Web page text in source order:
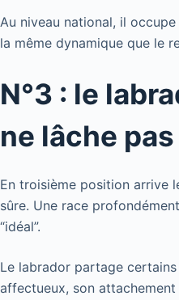
Au niveau national, il occupe
la même dynamique que le
N°3 : le
ne lâche
En troisième position arrive
sûre. Une race
“idéal”.
Le labrador partage
affectueux, son